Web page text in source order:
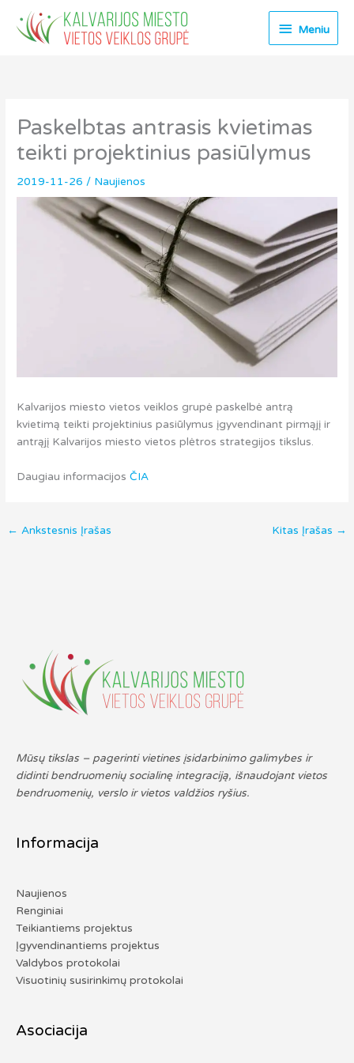
prie
turinio
Meniu
Meniu
Paskelbtas antrasis kvietimas
teikti projektinius pasiūlymus
2019-11-26 / Naujienos
Kalvarijos miesto vietos veiklos grupė paskelbė antrą
kvietimą teikti projektinius pasiūlymus įgyvendinant pirmąjį ir
antrąjį Kalvarijos miesto vietos plėtros strategijos tikslus.
Daugiau informacijosČIA
← Ankstesnis Įrašas Kitas Įrašas →
Mūsų tikslas – pagerinti vietines įsidarbinimo galimybes ir
didinti bendruomenių socialinę integraciją, išnaudojant vietos
bendruomenių, verslo ir vietos valdžios ryšius.
Informacija
Naujienos
Renginiai
Teikiantiems projektus
Įgyvendinantiems projektus
Valdybos protokolai
Visuotinių susirinkimų protokolai
Asociacija